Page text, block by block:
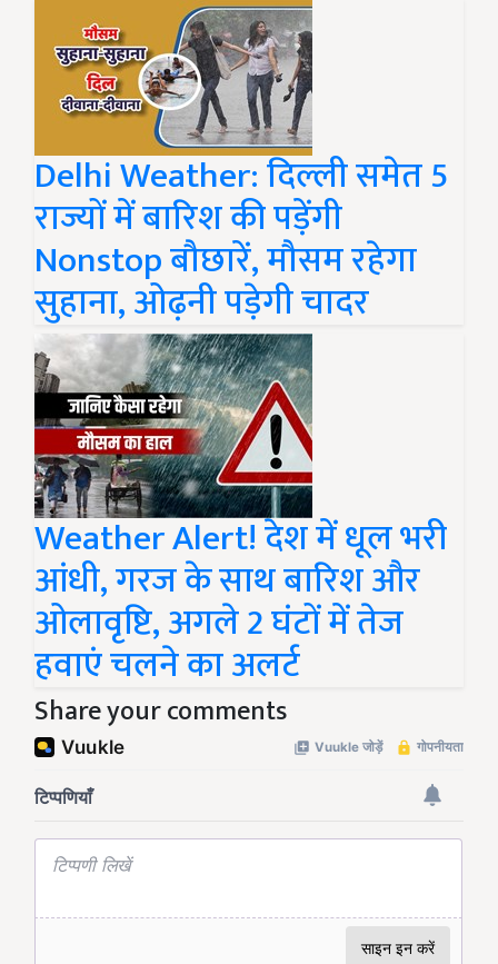
Delhi Weather: दिल्ली समेत 5
राज्यों में बारिश की पड़ेंगी
Nonstop बौछारें, मौसम रहेगा
सुहाना, ओढ़नी पड़ेगी चादर
Weather Alert! देश में धूल भरी
आंधी, गरज के साथ बारिश और
ओलावृष्टि, अगले 2 घंटों में तेज
हवाएं चलने का अलर्ट
Share your comments